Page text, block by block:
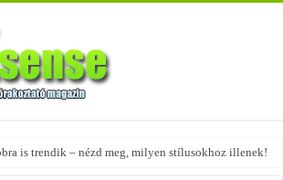
is trendik – nézd meg, milyen stílusokhoz illenek!